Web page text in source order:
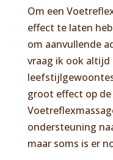
Om een
effect te laten
om aanvullende
vraag ik ook altijd
groot effect op de
ondersteuning
maar soms is er